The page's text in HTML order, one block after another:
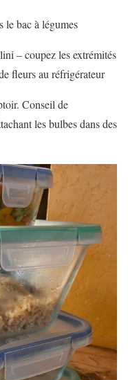
le bac à légumes
– coupez les extrémités
fleurs au réfrigérateur
Conseil de
les bulbes dans des